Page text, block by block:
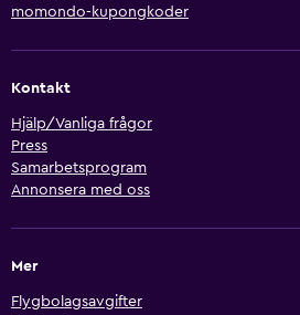
momondo-kupongkoder
Kontakt
Hjälp/Vanliga frågor
Press
Samarbetsprogram
Annonsera med oss
Mer
Flygbolagsavgifter